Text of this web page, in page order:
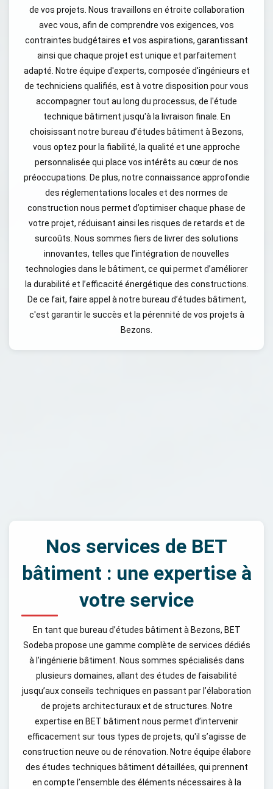
de vos projets. Nous travaillons en étroite collaboration
avec vous, afin de comprendre vos exigences, vos
contraintes budgétaires et vos aspirations, garantissant
ainsi que chaque projet est unique et parfaitement
adapté. Notre équipe d'experts, composée d'ingénieurs et
de techniciens qualifiés, est à votre disposition pour vous
accompagner tout au long du processus, de l'étude
technique bâtiment jusqu'à la livraison finale. En
choisissant notre bureau d’études bâtiment à Bezons,
vous optez pour la fiabilité, la qualité et une approche
personnalisée qui place vos intérêts au cœur de nos
préoccupations. De plus, notre connaissance approfondie
des réglementations locales et des normes de
construction nous permet d’optimiser chaque phase de
votre projet, réduisant ainsi les risques de retards et de
surcoûts. Nous sommes fiers de livrer des solutions
innovantes, telles que l’intégration de nouvelles
technologies dans le bâtiment, ce qui permet d’améliorer
la durabilité et l’efficacité énergétique des constructions.
De ce fait, faire appel à notre bureau d’études bâtiment,
c'est garantir le succès et la pérennité de vos projets à
Bezons.
Nos services de BET
bâtiment : une expertise à
votre service
En tant que bureau d’études bâtiment à Bezons, BET
Sodeba propose une gamme complète de services dédiés
à l’ingénierie bâtiment. Nous sommes spécialisés dans
plusieurs domaines, allant des études de faisabilité
jusqu’aux conseils techniques en passant par l’élaboration
de projets architecturaux et de structures. Notre
expertise en BET bâtiment nous permet d’intervenir
efficacement sur tous types de projets, qu'il s’agisse de
construction neuve ou de rénovation. Notre équipe élabore
des études techniques bâtiment détaillées, qui prennent
en compte l’ensemble des éléments nécessaires à la